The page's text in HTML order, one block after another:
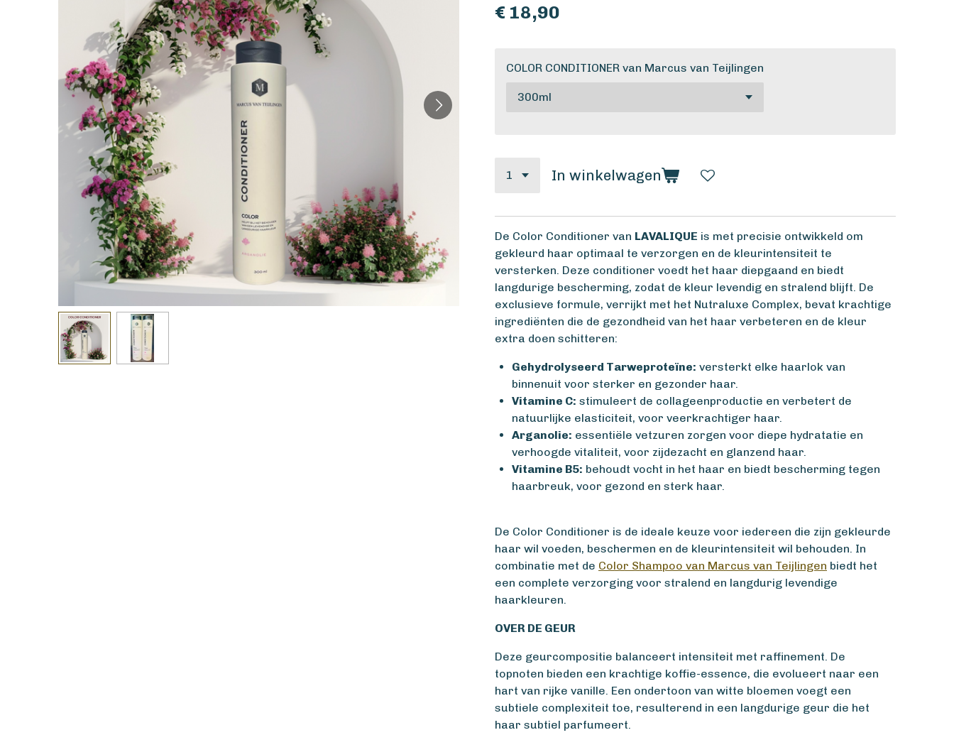
€ 18,90
COLOR CONDITIONER van Marcus van Teijlingen
In winkelwagen
De Color Conditioner van LAVALIQUE is met precisie ontwikkeld om
gekleurd haar optimaal te verzorgen en de kleurintensiteit te
versterken. Deze conditioner voedt het haar diepgaand en biedt
langdurige bescherming, zodat de kleur levendig en stralend blijft. De
exclusieve formule, verrijkt met het Nutraluxe Complex, bevat krachtige
ingrediënten die de gezondheid van het haar verbeteren en de kleur
extra doen schitteren:
Gehydrolyseerd Tarweproteïne: versterkt elke haarlok van
binnenuit voor sterker en gezonder haar.
Vitamine C: stimuleert de collageenproductie en verbetert de
natuurlijke elasticiteit, voor veerkrachtiger haar.
Arganolie: essentiële vetzuren zorgen voor diepe hydratatie en
verhoogde vitaliteit, voor zijdezacht en glanzend haar.
Vitamine B5: behoudt vocht in het haar en biedt bescherming tegen
haarbreuk, voor gezond en sterk haar.
De Color Conditioner is de ideale keuze voor iedereen die zijn gekleurde
haar wil voeden, beschermen en de kleurintensiteit wil behouden. In
combinatie met de Color Shampoo van Marcus van Teijlingen biedt het
een complete verzorging voor stralend en langdurig levendige
haarkleuren.
OVER DE GEUR
Deze geurcompositie balanceert intensiteit met raffinement. De
topnoten bieden een krachtige koffie-essence, die evolueert naar een
hart van rijke vanille. Een ondertoon van witte bloemen voegt een
subtiele complexiteit toe, resulterend in een langdurige geur die het
haar subtiel parfumeert.